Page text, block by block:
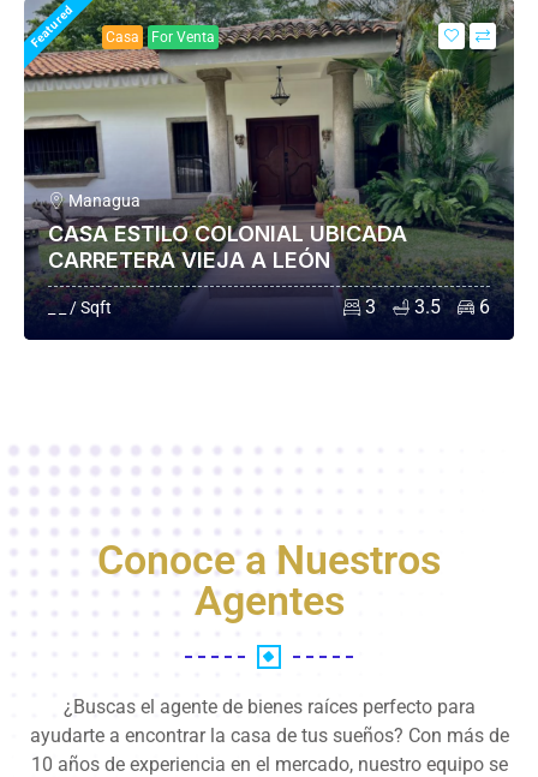
Featured Casa For Venta
Managua
CASA ESTILO COLONIAL UBICADA
CARRETERA VIEJA A LEÓN
_ _ / Sqft 3 3.5 6
Conoce a Nuestros
Agentes
¿Buscas el agente de bienes raíces perfecto para
ayudarte a encontrar la casa de tus sueños? Con más de
10 años de experiencia en el mercado, nuestro equipo se